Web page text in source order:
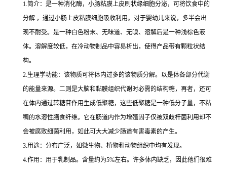
1.简介：是一种消化酶，小肠粘膜上皮刷状缘细胞分泌，可将饮食中的
分解 ，通过小肠上皮粘膜细胞吸收利用。对于婴幼儿来说，多半会出
现不耐受。是一种白色粉末、无味道、无嗅、溶解后是一种浅棕色液
体。溶解度较低，在冷动物制品中容易析出，使得产品带有颗粒状结
构。
2.生理学功能：该物质可将体内过多的该物质分解。以是体各部分代谢
的能量来源。二则是大脑和黏膜组织代谢时必需的结构糖，再者，还可
在体内通过转糖苷作用生成低聚糖，这些低聚糖是一种低分子量，不粘
稠的水溶性膳食纤维。它在肠道内作为增殖因子仅被双歧杆菌利用却不
会被腐败细菌利用，如此可大大减少肠道有害毒素的产生。
3.用途：分布广泛，如微生物、植物和动物组织中均有发现。
4.作用：用于乳制品。含量约为5%左右。许多体内缺乏，因此他们很难